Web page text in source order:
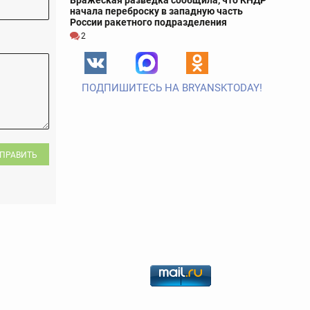
начала переброску в западную часть
России ракетного подразделения
2
ПОДПИШИТЕСЬ НА BRYANSKTODAY!